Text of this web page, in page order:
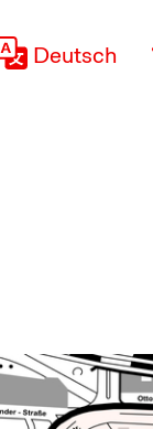
Deutsch